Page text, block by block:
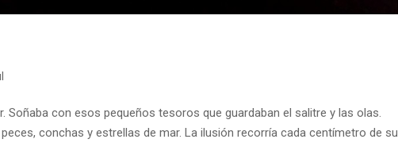
Soñaba con esos pequeños tesoros que guardaban el salitre y las olas.
conchas y estrellas de mar. La ilusión recorría cada centímetro de su